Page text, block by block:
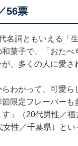
56票
名詞ともいえる「
菓子で、「おた
、多くの人に愛さ
わかって、可愛
限定フレーバー
」（20代男性／
性／千葉県）とい